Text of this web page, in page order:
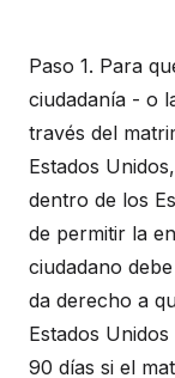
Paso 1. Para
ciudadanía - o
través del
Estados
dentro de los
de permitir la
ciudadano
da derecho a
Estados
90 días si el